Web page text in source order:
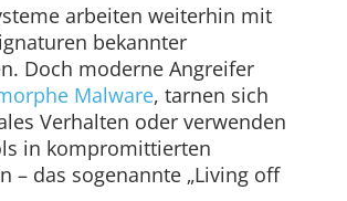
arbeiten weiterhin mit
bekannter
Doch moderne Angreifer
Malware, tarnen sich
Verhalten oder verwenden
in kompromittierten
– das sogenannte „Living off